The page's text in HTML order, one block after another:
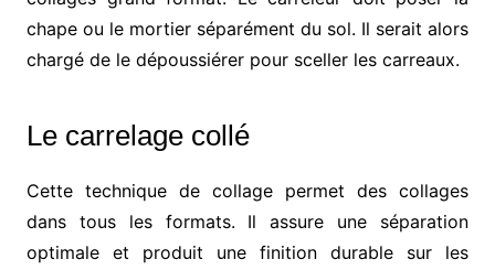
chape ou le mortier séparément du sol. Il serait alors
chargé de le dépoussiérer pour sceller les carreaux.
Le carrelage collé
Cette technique de collage permet des collages
dans tous les formats. Il assure une séparation
optimale et produit une finition durable sur les